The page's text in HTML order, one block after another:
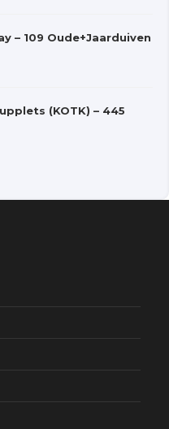
– 109 Oude+Jaarduiven
(KOTK) – 445